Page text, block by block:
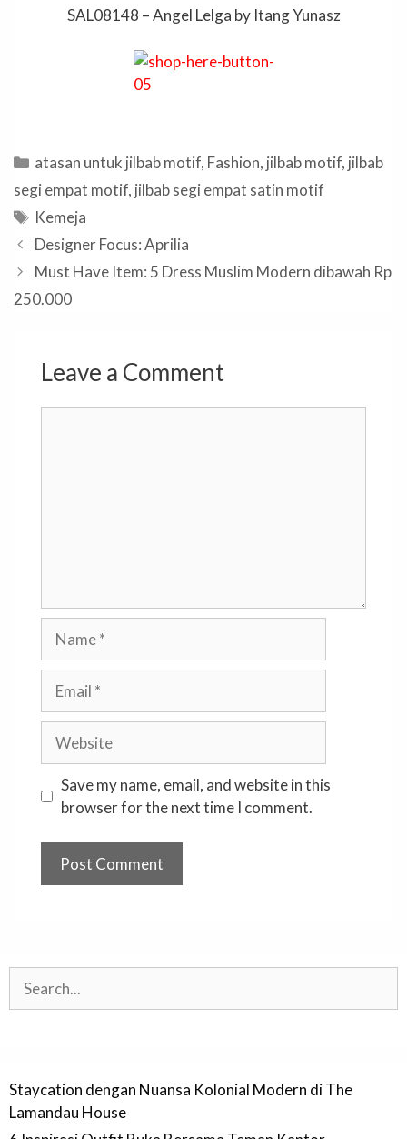
SAL08148 – Angel Lelga by Itang Yunasz
Categories
atasan untuk jilbab motif, Fashion, jilbab motif, jilbab
segi empat motif, jilbab segi empat satin motif
Tags
Kemeja
Designer Focus: Aprilia
Must Have Item: 5 Dress Muslim Modern dibawah Rp
250.000
Leave a Comment
Save my name, email, and website in this
browser for the next time I comment.
Staycation dengan Nuansa Kolonial Modern di The
Lamandau House